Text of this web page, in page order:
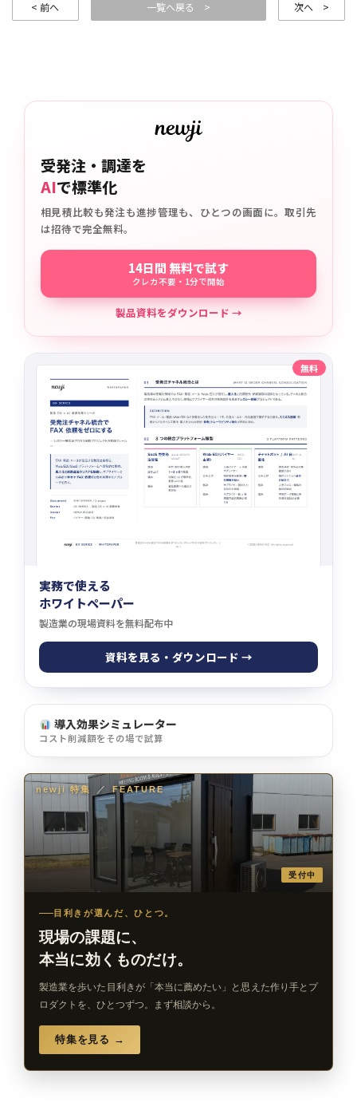
< 前へ 一覧へ戻る > 次へ >
受発注・調達を
AIで標準化
相見積比較も発注も進捗管理も、ひとつの画面に。取引先
は招待で完全無料。
14日間 無料で試す
クレカ不要・1分で開始
製品資料をダウンロード →
無料
実務で使える
ホワイトペーパー
製造業の現場資料を無料配布中
資料を見る・ダウンロード →
導入効果シミュレーター
コスト削減額をその場で試算
newji 特集 ／ FEATURE
受付中
目利きが選んだ、ひとつ。
現場の課題に、
本当に効くものだけ。
製造業を歩いた目利きが「本当に薦めたい」と思えた作り手とプ
ロダクトを、ひとつずつ。まず相談から。
特集を見る →